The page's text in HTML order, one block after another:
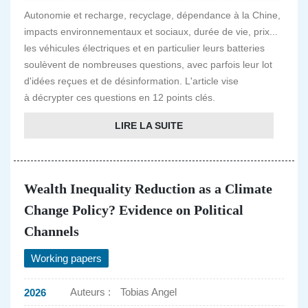
Autonomie et recharge, recyclage, dépendance à la Chine,
impacts environnementaux et sociaux, durée de vie, prix...
les véhicules électriques et en particulier leurs batteries
soulèvent de nombreuses questions, avec parfois leur lot
d'idées reçues et de désinformation. L'article vise
à décrypter ces questions en 12 points clés.
LIRE LA SUITE
Wealth Inequality Reduction as a Climate
Change Policy? Evidence on Political
Channels
Working papers
2026 Auteurs : Tobias Angel